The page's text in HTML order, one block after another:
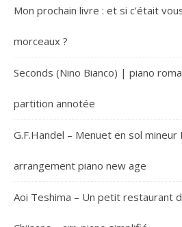
Mon prochain livre : et si c’était
morceaux ?
Seconds (Nino Bianco) | piano
partition annotée
G.F.Handel – Menuet en sol
arrangement piano new age
Aoi Teshima – Un petit restaurant